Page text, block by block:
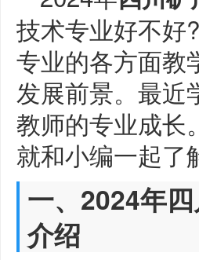
技术专业好不好
专业的各方面教
发展前景。最近
教师的专业成长
就和小编一起了
一、2024年
介绍